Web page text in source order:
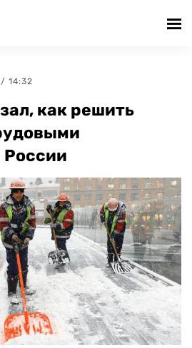
/ 14:32
как решить
России